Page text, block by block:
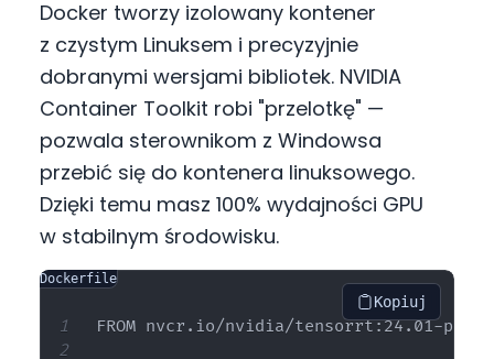
Docker tworzy izolowany kontener
z czystym Linuksem i precyzyjnie
dobranymi wersjami bibliotek. NVIDIA
Container Toolkit robi "przelotkę" —
pozwala sterownikom z Windowsa
przebić się do kontenera linuksowego.
Dzięki temu masz 100% wydajności GPU
w stabilnym środowisku.
Dockerfile
Kopiuj
FROM nvcr.io/nvidia/tensorrt:24.01-py3